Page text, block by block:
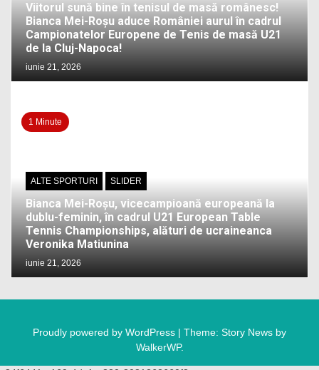
Viitorul sună bine în tenisul de masă românesc!
Bianca Mei-Roșu aduce României aurul în cadrul
Campionatelor Europene de Tenis de masă U21
de la Cluj-Napoca!
iunie 21, 2026
1 Minute
ALTE SPORTURI SLIDER
Bianca Mei-Roșu, vicecampioană europeană la
dublu-feminin, în cadrul U21 European Table
Tennis Championships, alături de ucraineanca
Veronika Matiunina
iunie 21, 2026
Proudly powered by WordPress | Theme: Story News by
WalkerWP.